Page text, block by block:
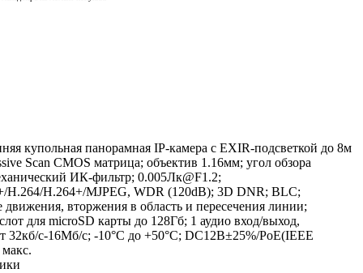
купольная панорамная IP-камера c EXIR-подсветкой до 8м
Scan CMOS матрица; объектив 1.16мм; угол обзора
ИК-фильтр; 0.005Лк@F1.2;
H.264/H.264+/MJPEG, WDR (120dB); 3D DNR; BLC;
движения, вторжения в область и пересечения линии;
для microSD карты до 128Гб; 1 аудио вход/выход,
32кб/с-16Мб/с; -10°C до +50°C; DC12В±25%/PoE(IEEE